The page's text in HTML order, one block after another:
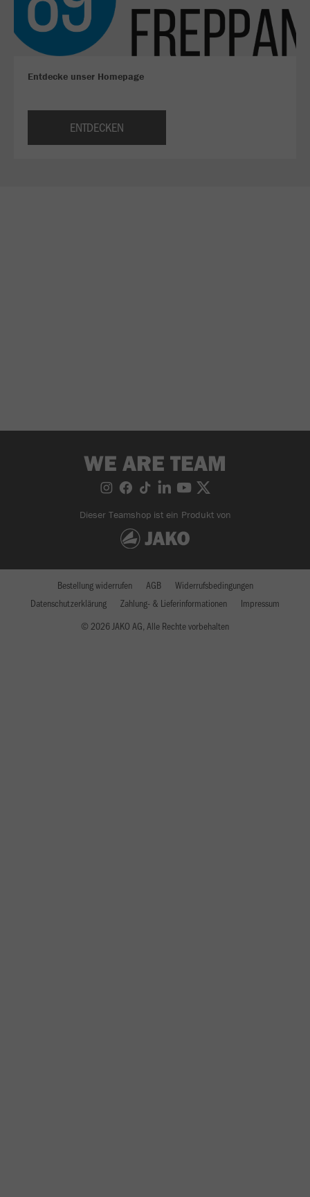
Entdecke unser Homepage
ENTDECKEN
WE ARE TEAM
Dieser Teamshop ist ein Produkt von
© 2026 JAKO AG, Alle Rechte vorbehalten
Bestellung widerrufen AGB
Widerrufsbedingungen
Datenschutzerklärung
Zahlung- & Lieferinformationen Impressum